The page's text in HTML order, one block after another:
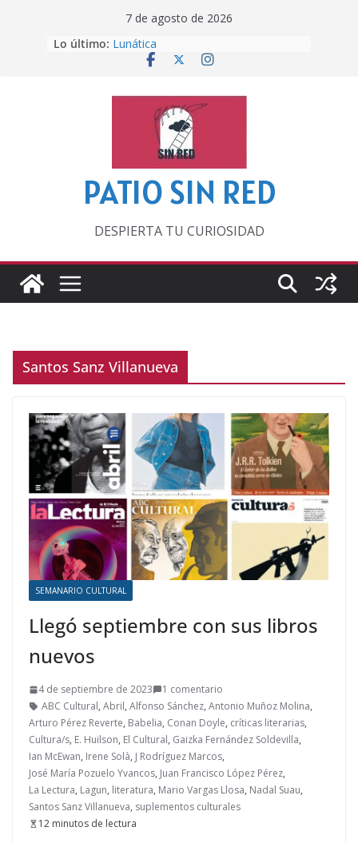
7 de agosto de 2026
Lo último: Lunática
Pero, hasta entonces…
‘La broma infinita’ de recomendar
lecturas veraniegas
Otra del Mundial
PATIO SIN RED
DESPIERTA TU CURIOSIDAD
Santos Sanz Villanueva
SEMANARIO CULTURAL
Llegó septiembre con sus libros
nuevos
4 de septiembre de 2023
1 comentario
ABC Cultural, Abril, Alfonso Sánchez, Antonio Muñoz Molina,
Arturo Pérez Reverte, Babelia, Conan Doyle, críticas literarias,
Cultura/s, E. Huilson, El Cultural, Gaizka Fernández Soldevilla,
Ian McEwan, Irene Solà, J Rodríguez Marcos,
José María Pozuelo Yvancos, Juan Francisco López Pérez,
La Lectura, Lagun, literatura, Mario Vargas Llosa, Nadal Suau,
Santos Sanz Villanueva, suplementos culturales
12 minutos de lectura